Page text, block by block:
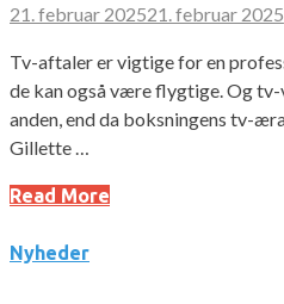
21. februar 202521. februar 2025
Tv-aftaler er vigtige for en
de kan også være flygtige. Og
anden, end da boksningens tv-
Gillette …
Read More
Nyheder